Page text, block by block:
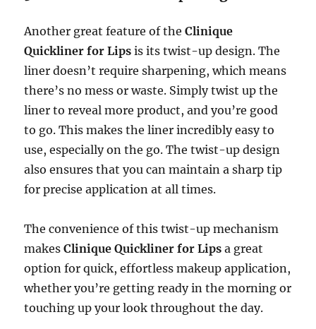
Another great feature of theClinique
Quickliner for Lips is its twist-up design. The
liner doesn’t require sharpening, which means
there’s no mess or waste. Simply twist up the
liner to reveal more product, and you’re good
to go. This makes the liner incredibly easy to
use, especially on the go. The twist-up design
also ensures that you can maintain a sharp tip
for precise application at all times.
The convenience of this twist-up mechanism
makesClinique Quickliner for Lips a great
option for quick, effortless makeup application,
whether you’re getting ready in the morning or
touching up your look throughout the day.